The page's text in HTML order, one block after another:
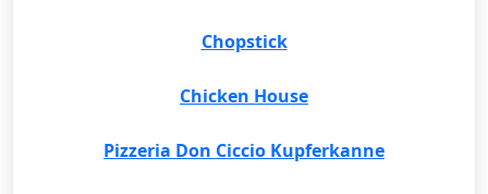
Chopstick
Chicken House
Pizzeria Don Ciccio Kupferkanne